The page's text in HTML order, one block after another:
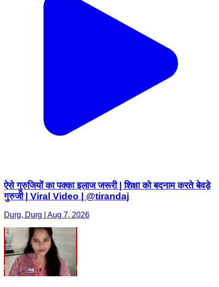
ऐसे गुरुजियों का पक्का इलाज जरूरी | शिक्षा को बदनाम करते बेवड़े
गुरुजी | Viral Video | @tirandaj
Durg, Durg | Aug 7, 2026